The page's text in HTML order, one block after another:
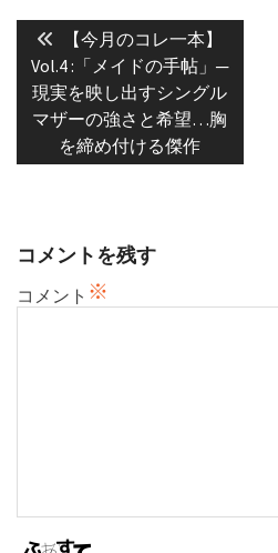
ナ
ビ
ゲ
Previous
post:
【今月のコレ一本】
Vol.4 :「メイドの手帖」─
現実を映し出すシングル
マザーの強さと希望…胸
を締め付ける傑作
コメントを残す
コメント ※